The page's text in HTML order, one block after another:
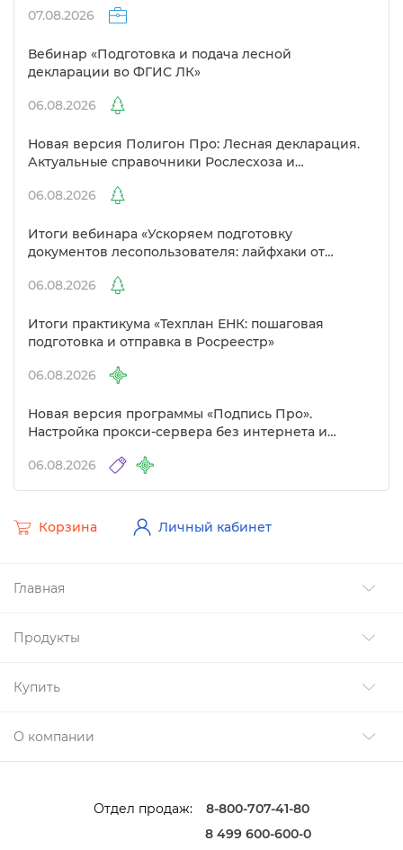
07.08.2026
ебинар «Подготовка и подача лесной
декларации во ФГИС ЛК»
06.08.2026
Новая версия Полигон Про: Лесная декларация.
Актуальные справочники Рослесхоза и
06.08.2026
Итоги вебинара «Ускоряем подготовку
документов лесопользователя: лайфхаки от
06.08.2026
Итоги практикума «Техплан ЕНК: пошаговая
подготовка и отправка в Росреестр»
06.08.2026
Новая версия программы «Подпись Про».
Настройка прокси-сервера без интернета и
06.08.2026
Главная
Продукты
Купить
О компании
Корзина Личный кабинет
Отдел продаж:
8-800-707-41-80
8 499 600-600-0